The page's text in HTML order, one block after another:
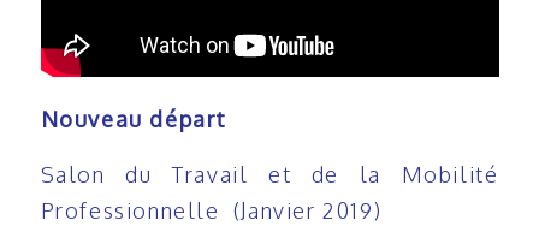
Nouveau départ
Salon du Travail et de la Mobilité
Professionnelle (Janvier 2019)